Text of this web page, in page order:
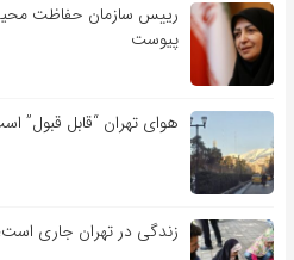
رییس سازمان حفاظت
پیوست
هوای تهران “قابل قبول”
زندگی در تهران جاری است؛